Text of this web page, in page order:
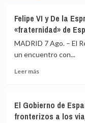
Felipe VI y De la
«fraternidad» de
MADRID 7 Ago. – El
un encuentro con...
Leer másLeer
VI
y
El Gobierno de
fronterizos a los